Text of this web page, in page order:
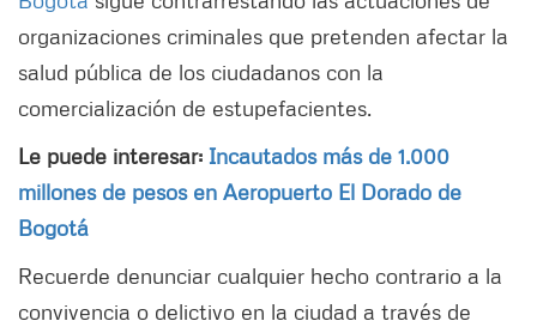
organizaciones criminales que pretenden afectar la
salud pública de los ciudadanos con la
comercialización de estupefacientes.
Le puede interesar: Incautados más de 1.000
millones de pesos en Aeropuerto El Dorado de
Bogotá
Recuerde denunciar cualquier hecho contrario a la
convivencia o delictivo en la ciudad a través de